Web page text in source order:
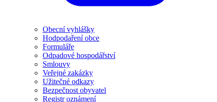
Obecní vyhlášky
Hodpodaření obce
Formuláře
Odpadové hospodářství
Smlouvy
Veřejné zakázky
Užitečné odkazy
Bezpečnost obyvatel
Registr oznámení